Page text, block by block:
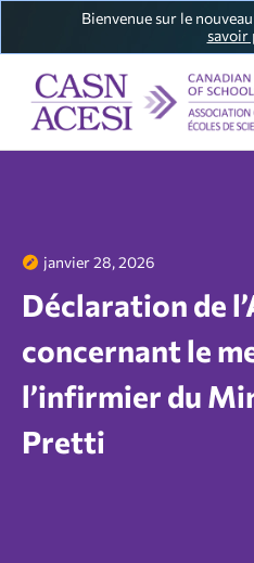
Bienvenue sur le
savoir
janvier 28, 2026
Déclaration de
concernant le
l’infirmier du
Pretti